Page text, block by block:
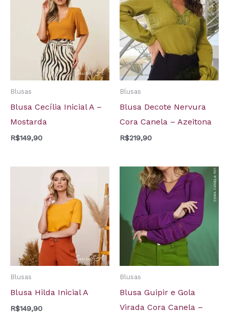
Blusas
Blusa Cecília Inicial A –
Mostarda
R$149,90
Blusas
Blusa Decote Nervura
Cora Canela – Azeitona
R$219,90
Blusas
Blusa Hilda Inicial A
R$149,90
Blusas
Blusa Guipir e Gola
Virada Cora Canela –